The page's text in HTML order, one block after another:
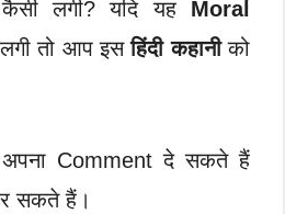
लगी? यदि यह Moral
तो आप इसहिंदी कहानीको
Comment दे सकते हैं
सकते हैं।